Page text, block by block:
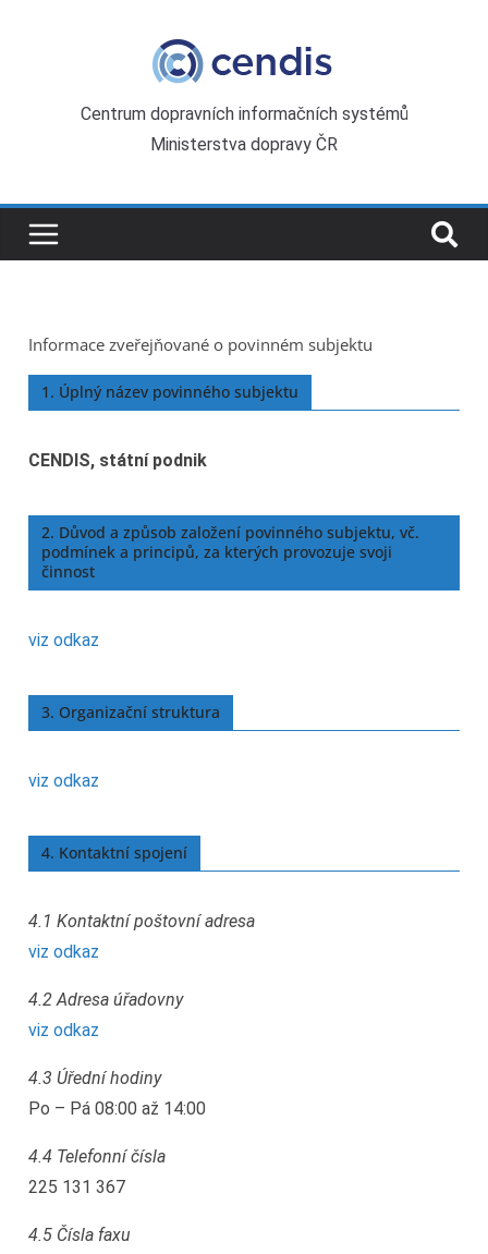
Centrum dopravních informačních systémů
Ministerstva dopravy ČR
Informace zveřejňované o povinném subjektu
1. Úplný název povinného subjektu
CENDIS, státní podnik
2. Důvod a způsob založení povinného subjektu, vč.
podmínek a principů, za kterých provozuje svoji
činnost
viz odkaz
3. Organizační struktura
viz odkaz
4. Kontaktní spojení
4.1 Kontaktní poštovní adresa
viz odkaz
4.2 Adresa úřadovny
viz odkaz
4.3 Úřední hodiny
Po – Pá 08:00 až 14:00
4.4 Telefonní čísla
225 131 367
4.5 Čísla faxu